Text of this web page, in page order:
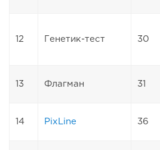
12 Генетик-тест 30
13 Флагман 31
14 PixLine 36